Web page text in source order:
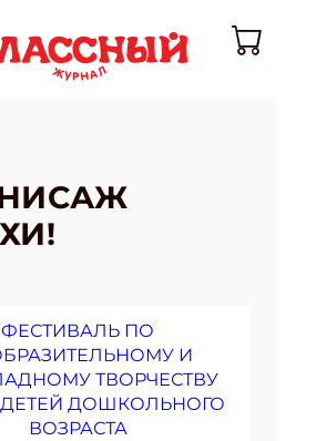
ФЕСТИВАЛЬ ПО
И
ТВОРЧЕСТВУ
ДОШКОЛЬНОГО
ВОЗРАСТА